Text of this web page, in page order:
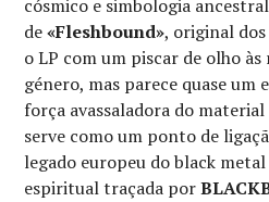
cósmico e simbologia
de«Fleshbound», original
o LP com um piscar de olho
género, mas parece quase
força avassaladora do
serve como um ponto de
legado europeu do black
espiritual traçada por